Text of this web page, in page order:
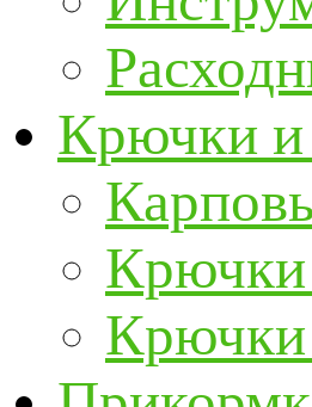
Крючки и
Крючки
Крючки